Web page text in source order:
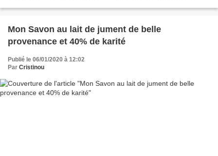
Mon Savon au lait de jument de belle
provenance et 40% de karité
Publié le 06/01/2020 à 12:02
Par Cristinou